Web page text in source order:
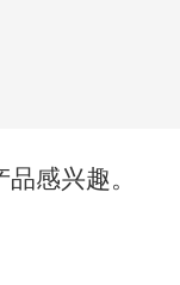
感兴趣。